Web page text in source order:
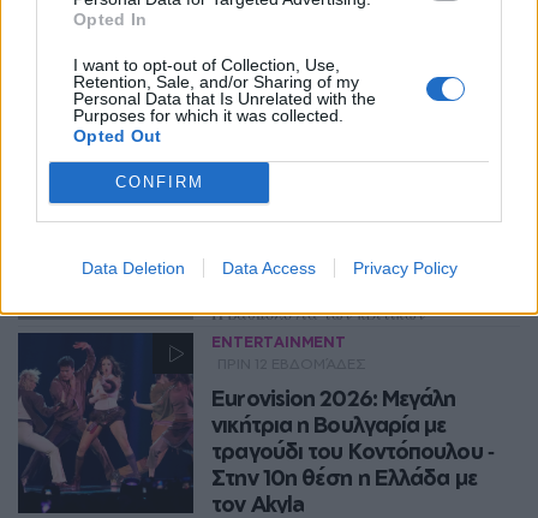
Opted In
I want to opt-out of Collection, Use,
Retention, Sale, and/or Sharing of my
Personal Data that Is Unrelated with the
Purposes for which it was collected.
Opted Out
CONFIRM
Data Deletion Data Access Privacy Policy
Lordi – Και η σειρά
εμφάνισης είναι ίδια
αποψινό τελικό, η Φινλανδία έχει «το
που θυμίζουν 2006
βαθμούς έλαβε ο Ακύλας και
επιτροπές;
Η βαθμολογία των κριτικών
επιτροπών για την ελληνική
συμμετοχή στον μεγάλο τελικό της
NEWSROOM
ENTERTAINMENT
Eurovision 2026: Μεγάλη
νικήτρια η Βουλγαρία με
τραγούδι του Κοντόπουλου ‑
Στην 10η θέση η Ελλάδα με
τον Akyla